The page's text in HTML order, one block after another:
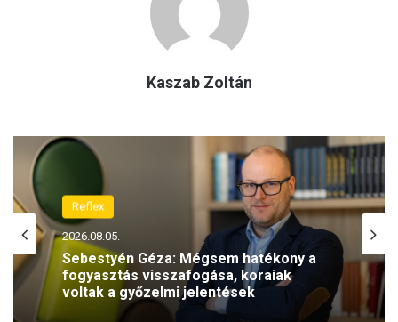
Kaszab Zoltán
Reflex
2026.08.05.
Sebestyén Géza: Mégsem hatékony a
fogyasztás visszafogása, koraiak
voltak a győzelmi jelentések